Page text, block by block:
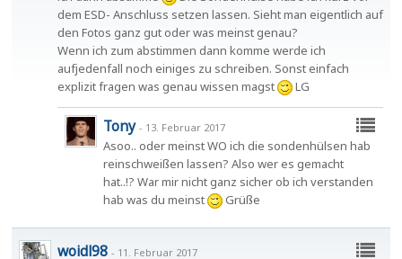
dem ESD- Anschluss setzen lassen. Sieht man eigentlich auf
den Fotos ganz gut oder was meinst genau?
Wenn ich zum abstimmen dann komme werde ich
aufjedenfall noch einiges zu schreiben. Sonst einfach
explizit fragen was genau wissen magst
LG
Tony - 13. Februar 2017
Asoo.. oder meinst WO ich die sondenhülsen hab
reinschweißen lassen? Also wer es gemacht
hat..!? War mir nicht ganz sicher ob ich verstanden
hab was du meinst
Grüße
woidl98 - 11. Februar 2017